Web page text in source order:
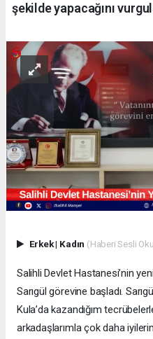
şekilde yapacağını
Erkek| Kadın (Haberi Sesli
Salihli Devlet Hastanesi’nin
Sarıgül görevine başladı.
Kula’da kazandığım
arkadaşlarımla çok daha